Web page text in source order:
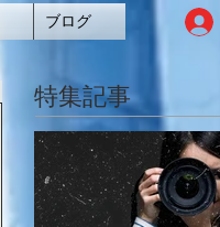
ブログ
特集記事